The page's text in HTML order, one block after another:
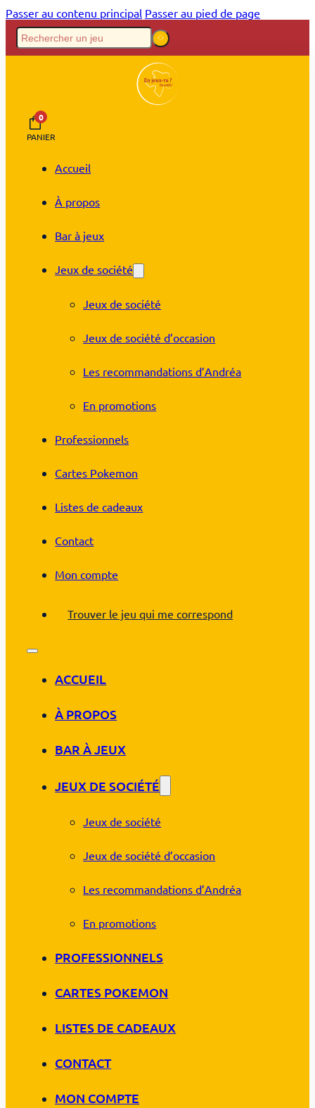
Passer au contenu principal Passer au pied de page
0
PANIER
Accueil
À propos
Bar à jeux
Jeux de société
Jeux de société
Jeux de société d’occasion
Les recommandations d’Andréa
En promotions
Professionnels
Cartes Pokemon
Listes de cadeaux
Contact
Mon compte
Trouver le jeu qui me correspond
ACCUEIL
À PROPOS
BAR À JEUX
JEUX DE SOCIÉTÉ
Jeux de société
Jeux de société d’occasion
Les recommandations d’Andréa
En promotions
PROFESSIONNELS
CARTES POKEMON
LISTES DE CADEAUX
CONTACT
MON COMPTE